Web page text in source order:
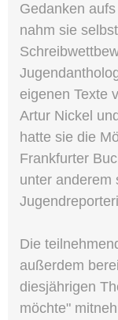
Gedanken
nahm sie
eigenen Texte
Artur Nickel
hatte sie die
Frankfurter
unter anderem
Die
außerdem
diesjährigen
möchte"